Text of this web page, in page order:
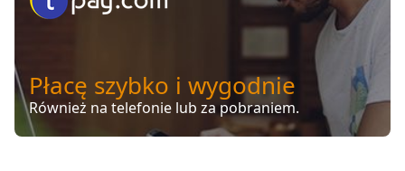
Płacę szybko i wygodnie
Również na telefonie lub za pobraniem.